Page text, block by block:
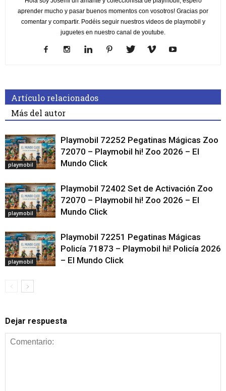
aprender mucho y pasar buenos momentos con vosotros! Gracias por
comentar y compartir. Podéis seguir nuestros videos de playmobil y
juguetes en nuestro canal de youtube.
Artículo relacionados
Más del autor
playmobil
Playmobil 72252 Pegatinas Mágicas Zoo
72070 – Playmobil hi! Zoo 2026 – El
Mundo Click
playmobil
Playmobil 72402 Set de Activación Zoo
72070 – Playmobil hi! Zoo 2026 – El
Mundo Click
playmobil
Playmobil 72251 Pegatinas Mágicas
Policía 71873 – Playmobil hi! Policía 2026
– El Mundo Click
Dejar respuesta